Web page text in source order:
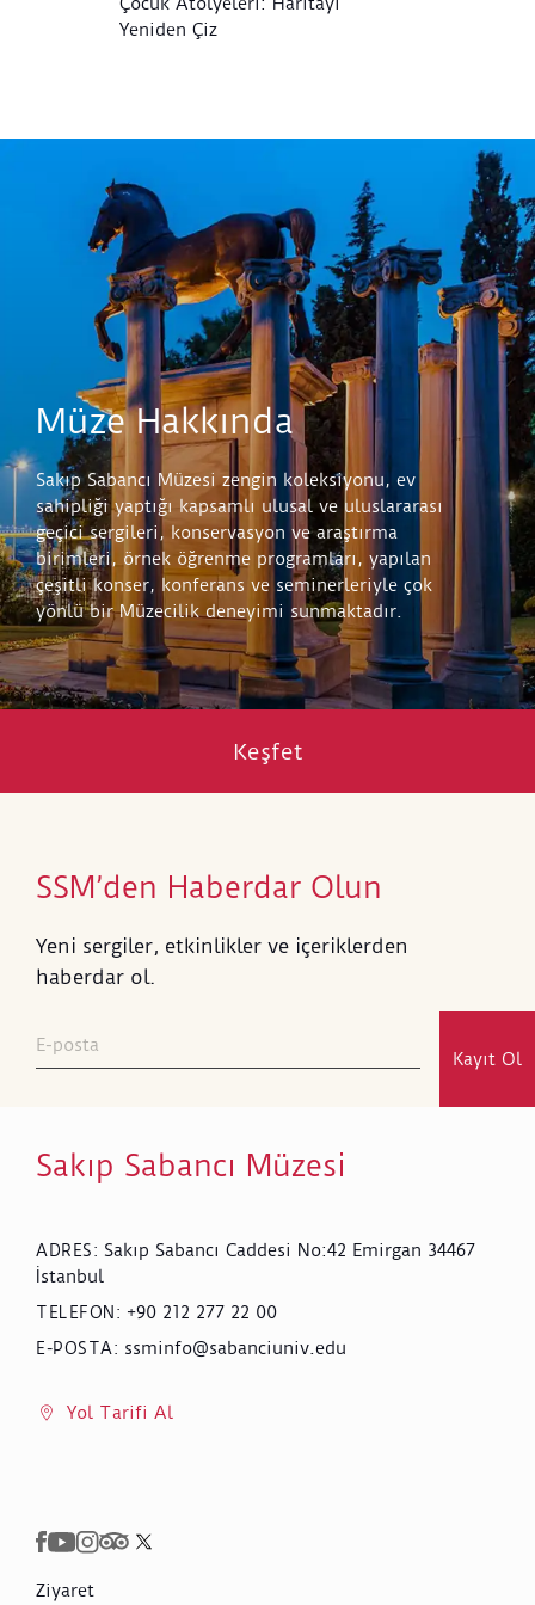
Yeniden Çiz
Müze Hakkında
Sakıp Sabancı Müzesi zengin koleksiyonu, ev
sahipliği yaptığı kapsamlı ulusal ve uluslararası
geçici sergileri, konservasyon ve araştırma
birimleri, örnek öğrenme programları, yapılan
çeşitli konser, konferans ve seminerleriyle çok
yönlü bir Müzecilik deneyimi sunmaktadır.
Keşfet
SSM’den Haberdar Olun
Yeni sergiler, etkinlikler ve içeriklerden
haberdar ol.
Kayıt Ol
Sakıp Sabancı Müzesi
ADRES: Sakıp Sabancı Caddesi No:42 Emirgan 34467
İstanbul
TELEFON : +90 212 277 22 00
E-POSTA: ssminfo@sabanciuniv.edu
Yol Tarifi Al
Ziyaret